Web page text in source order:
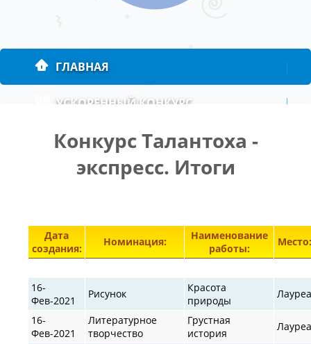
ГЛАВНАЯ |
УСКОРЕННЫЙ КОНКУРС |
ПРАВИЛА | | КОНТАКТЫ
Конкурс Талантоха -
экспресс. Итоги
Дата
создания:
Номинация:
Наименование
работы:
Место:
16-
Фев-2021
Рисунок
Красота
природы
16-
Фев-2021
Литературное
творчество
Грустная
история